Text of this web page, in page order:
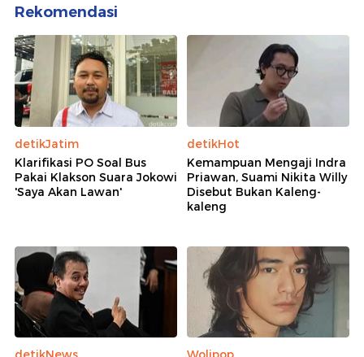
Rekomendasi
detikJatim
Klarifikasi PO Soal Bus
Pakai Klakson Suara Jokowi
'Saya Akan Lawan'
detikHot
Kemampuan Mengaji Indra
Priawan, Suami Nikita Willy
Disebut Bukan Kaleng-
kaleng